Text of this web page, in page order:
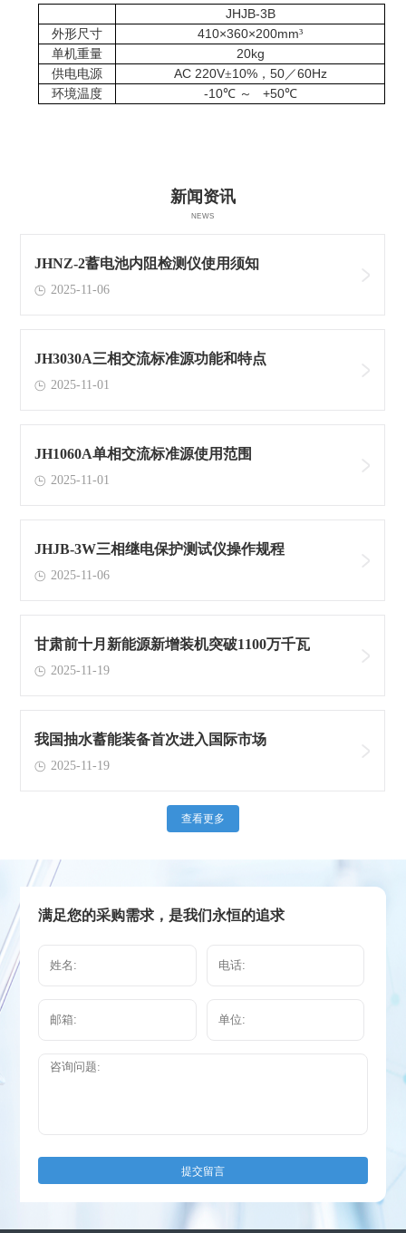
JHJB-3B
外形尺寸 410×360×200mm³
单机重量
20kg
供电电源 AC 220V±10%， 50／60Hz
环境温度 -10℃ ～ +50℃
新闻资讯
NEWS
JHNZ-2蓄电池内阻检测仪使用须知
2025-11-06
JH3030A三相交流标准源功能和特点
2025-11-01
JH1060A单相交流标准源使用范围
2025-11-01
JHJB-3W三相继电保护测试仪操作规程
2025-11-06
甘肃前十月新能源新增装机突破1100万千瓦
2025-11-19
我国抽水蓄能装备首次进入国际市场
2025-11-19
查看更多
满足您的采购需求，是我们永恒的追求
提交留言